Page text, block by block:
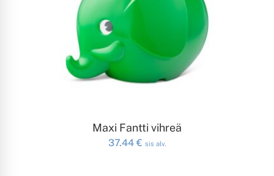
LISÄÄ OSTOSKORIIN
Maxi Fantti vihreä
37.44 € sis alv.